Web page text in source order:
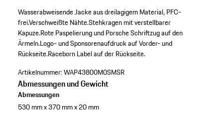
Wasserabweisende Jacke aus dreilagigem Material, PFC-
frei.Verschweißte Nähte.Stehkragen mit verstellbarer
Kapuze.Rote Paspelierung und Porsche Schriftzug auf den
Ärmeln.Logo- und Sponsorenaufdruck auf Vorder- und
Rückseite.Raceborn Label auf der Rückseite.
Artikelnummer:WAP43800M0SMSR
Abmessungen und Gewicht
Abmessungen
530 mm x 370 mm x 20 mm